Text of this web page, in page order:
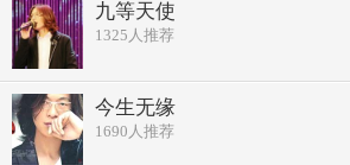
九等天使
1325 人推荐
今生无缘
1690 人推荐